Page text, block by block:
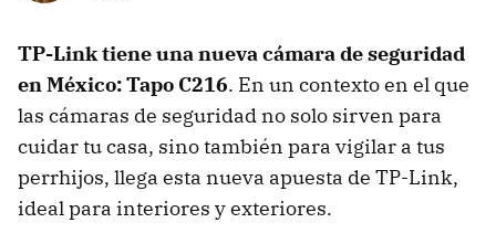
TP-Link tiene una nueva cámara de seguridad
en México: Tapo C216. En un contexto en el que
las cámaras de seguridad no solo sirven para
cuidar tu casa, sino también para vigilar a tus
perrhijos, llega esta nueva apuesta de TP-Link,
ideal para interiores y exteriores.